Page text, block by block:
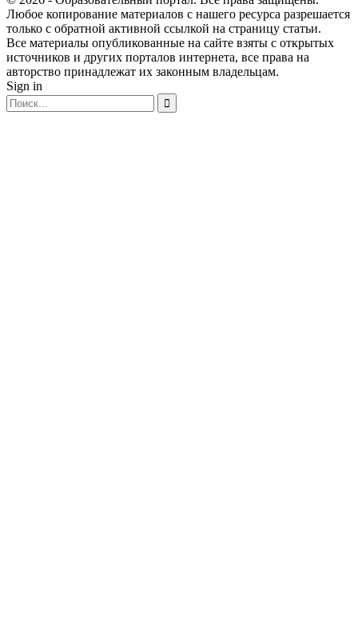
Любое копирование материалов с нашего ресурса разрешается
только с обратной активной ссылкой на страницу статьи.
Все материалы опубликованные на сайте взяты с открытых
источников и других порталов интернета, все права на
авторство принадлежат их законным владельцам.
Sign in